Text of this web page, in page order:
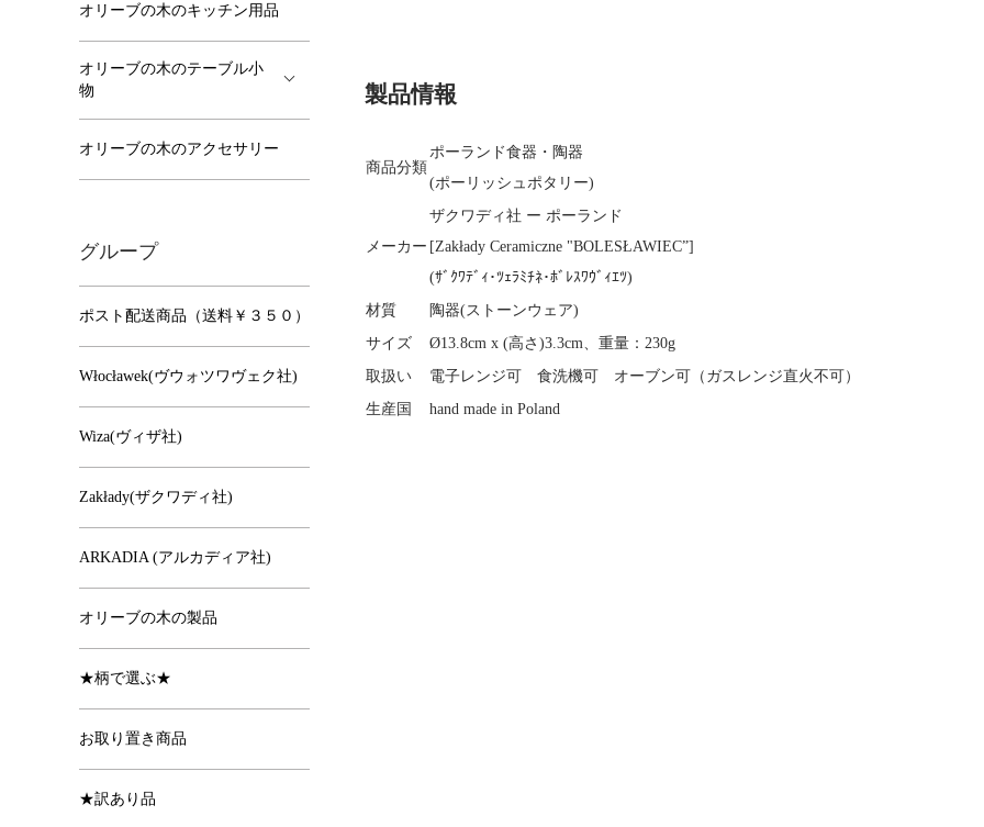
製品情報
商品分類
ポーランド食器・陶器
(ポーリッシュポタリー)
メーカー
ザクワディ社 ー ポーランド
[Zakłady Ceramiczne "BOLESŁAWIEC”]
(ｻﾞｸﾜﾃﾞｨ･ﾂｪﾗﾐﾁﾈ･ﾎﾞﾚｽﾜｳﾞｨｴﾂ)
材質
陶器(ストーンウェア)
サイズ
Ø13.8cm x (高さ)3.3cm、重量：230g
取扱い
電子レンジ可 食洗機可 オーブン可（ガスレンジ直火不可）
生産国
hand made in Poland
オリーブの木のキッチン用品
オリーブの木のテーブル小
物
オリーブの木のアクセサリー
グループ
ポスト配送商品（送料￥３５０）
Włocławek(ヴウォツワヴェク社)
Wiza(ヴィザ社)
Zakłady(ザクワディ社)
ARKADIA (アルカディア社)
オリーブの木の製品
★柄で選ぶ★
お取り置き商品
★訳あり品